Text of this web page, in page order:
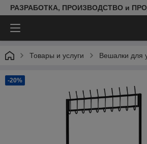
РАЗРАБОТКА, ПРОИЗВОДСТВО и
Товары и услуги Вешалки для
-20%